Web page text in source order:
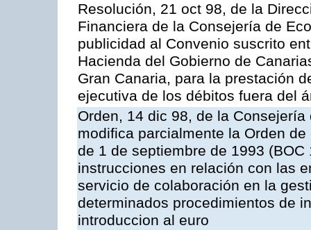
Resolución, 21 oct 98, de la
Financiera de la Consejería de
publicidad al Convenio suscrito
Hacienda del Gobierno de
Gran Canaria, para la prestación
ejecutiva de los débitos fuera del
Orden, 14 dic 98, de la
modifica parcialmente la Orden
de 1 de septiembre de 1993
instrucciones en relación con las
servicio de colaboración en la
determinados procedimientos de
introduccion al euro